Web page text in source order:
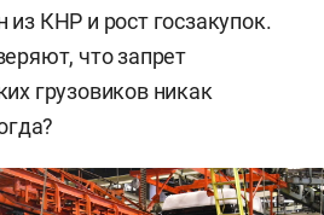
КНР и рост госзакупок.
что запрет
грузовиков никак